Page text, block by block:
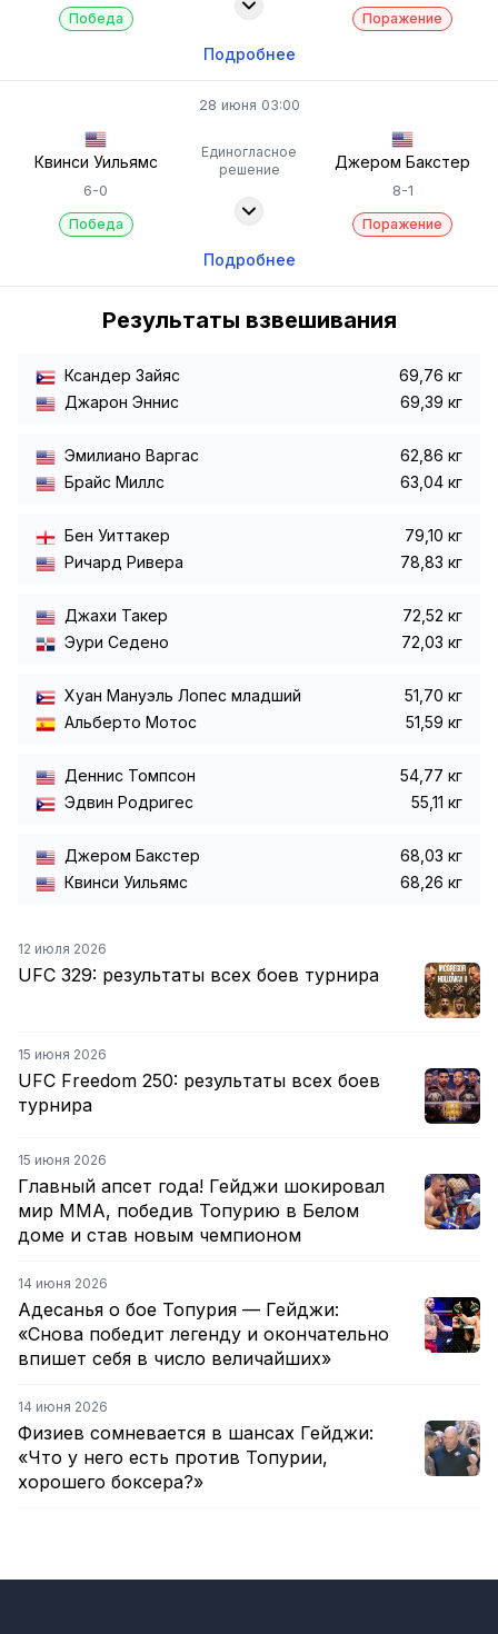
Победа Поражение
Подробнее
28 июня 03:00
Квинси Уильямс
6-0
Победа
Единогласное
решение
Джером Бакстер
8-1
Поражение
Подробнее
Результаты взвешивания
Ксандер Зайяс
69,76 кг
Джарон Эннис
69,39 кг
Эмилиано Варгас
62,86 кг
Брайс Миллс
63,04 кг
Бен Уиттакер
79,10 кг
Ричард Ривера
78,83 кг
Джахи Такер
72,52 кг
Эури Седено
72,03 кг
Хуан Мануэль Лопес младший
51,70 кг
Альберто Мотос
51,59 кг
Деннис Томпсон
54,77 кг
Эдвин Родригес
55,11 кг
Джером Бакстер
68,03 кг
Квинси Уильямс
68,26 кг
12 июля 2026
UFC 329: результаты всех боев турнира
15 июня 2026
UFC Freedom 250: результаты всех боев
турнира
15 июня 2026
Главный апсет года! Гейджи шокировал
мир ММА, победив Топурию в Белом
доме и став новым чемпионом
14 июня 2026
Адесанья о бое Топурия — Гейджи:
«Снова победит легенду и окончательно
впишет себя в число величайших»
14 июня 2026
Физиев сомневается в шансах Гейджи:
«Что у него есть против Топурии,
хорошего боксера?»